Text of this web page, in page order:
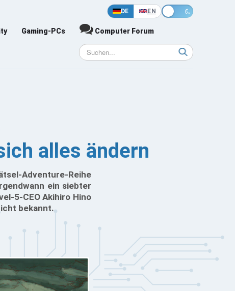
DE EN
Gaming-PCs Computer Forum
alles ändern
Adventure-Reihe
ein siebter
5-CEO Akihiro Hino
bekannt.